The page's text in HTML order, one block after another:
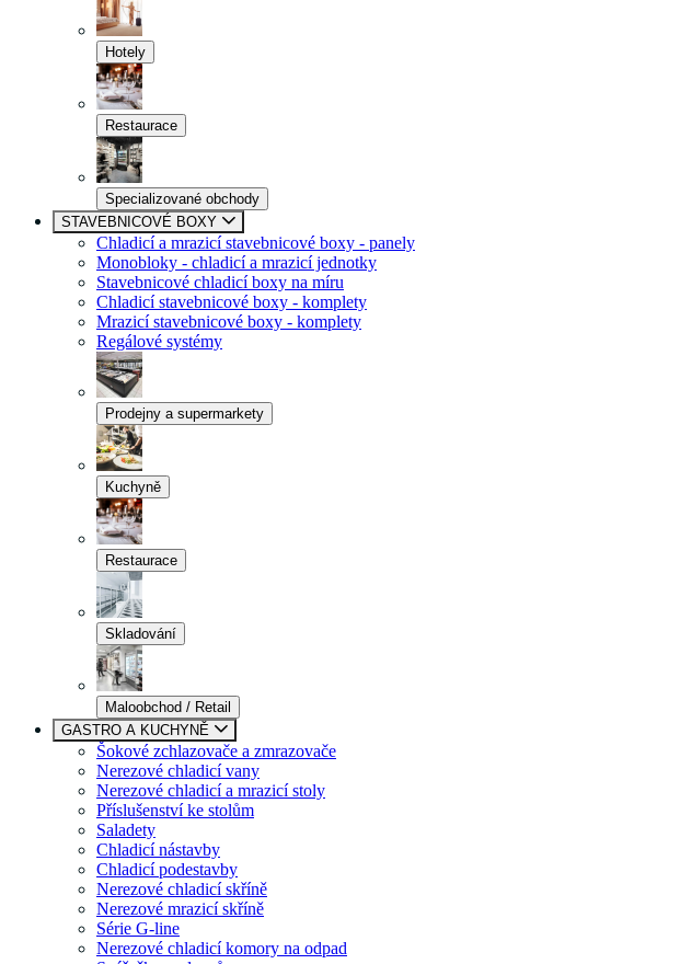
Hotely
Restaurace
Specializované obchody
STAVEBNICOVÉ BOXY
Chladicí a mrazicí stavebnicové boxy - panely
Monobloky - chladicí a mrazicí jednotky
Stavebnicové chladicí boxy na míru
Chladicí stavebnicové boxy - komplety
Mrazicí stavebnicové boxy - komplety
Regálové systémy
Prodejny a supermarkety
Kuchyně
Restaurace
Skladování
Maloobchod / Retail
GASTRO A KUCHYNĚ
Šokové zchlazovače a zmrazovače
Nerezové chladicí vany
Nerezové chladicí a mrazicí stoly
Příslušenství ke stolům
Saladety
Chladicí nástavby
Chladicí podestavby
Nerezové chladicí skříně
Nerezové mrazicí skříně
Série G-line
Nerezové chladicí komory na odpad